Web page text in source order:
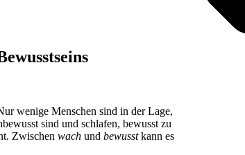
wenige Menschen sind in der Lage,
sind und schlafen, bewusst zu
Zwischen wach und bewusstkann es